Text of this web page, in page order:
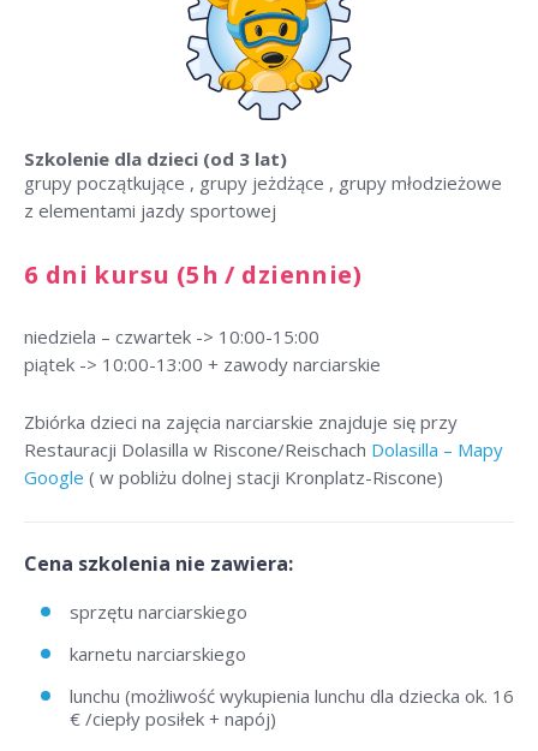
Szkolenie dla dzieci (od 3 lat)
grupy początkujące , grupy jeżdżące , grupy młodzieżowe
z elementami jazdy sportowej
6 dni kursu (5h / dziennie)
niedziela – czwartek -> 10:00-15:00
piątek -> 10:00-13:00 + zawody narciarskie
Zbiórka dzieci na zajęcia narciarskie znajduje się przy
Restauracji Dolasilla w Riscone/Reischach Dolasilla – Mapy
Google ( w pobliżu dolnej stacji Kronplatz-Riscone)
Cena szkolenia nie zawiera:
sprzętu narciarskiego
karnetu narciarskiego
lunchu (możliwość wykupienia lunchu dla dziecka ok. 16
€ /ciepły posiłek + napój)